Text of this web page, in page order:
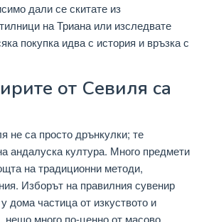
дали се скитате из
на Триана или изследвате
покупка идва с история и връзка с
от Севиля са
не са просто дрънкулки; те
андалуска култура. Много предмети
на традиционни методи,
Изборът на правилния сувенир
дома частица от изкуството и
нещо много по-ценно от масово